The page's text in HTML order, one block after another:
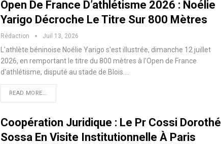
Open De France D’athlétisme 2026 : Noélie
Yarigo Décroche Le Titre Sur 800 Mètres
Rédaction Juil 13, 2026
L'athlète béninoise Noélie Yarigo s'est illustrée, dimanche 12 juillet
2026, en remportant le titre du 800 mètres à l'Open de France
d'athlétisme, disputé au stade de Blois.…
READ MORE...
Coopération Juridique : Le Pr Cossi Dorothé
Sossa En Visite Institutionnelle À Paris